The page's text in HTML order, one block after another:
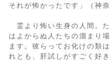
それが怖かったです」（神
霊より怖い生身の人間。
はよからぬ人たちの溜まり
ます。彼らってお化けの類
れとも、肝試しがすごく好